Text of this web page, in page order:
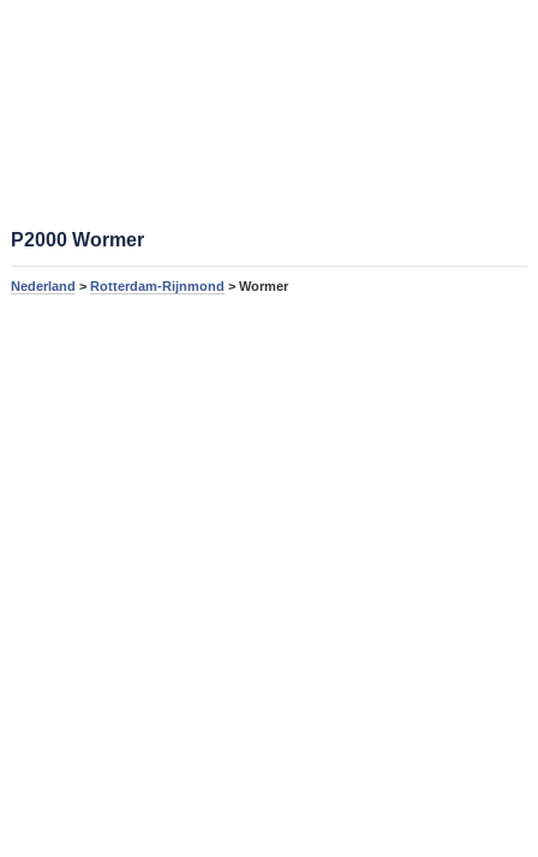
P2000 Wormer
Nederland > Rotterdam-Rijnmond > Wormer